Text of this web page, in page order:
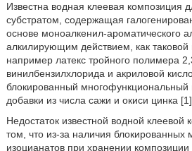
Известна водная клеевая композиция
субстратом, содержащая
основе моноалкенил-ароматического
алкилирующим действием, как таковой
например латекс тройного полимера
винилбензилхлорида и акриловой
блокированный многофункциональный
добавки из числа сажи и окиси цинка [1].
Недостаток известной водной клеевой
том, что из-за наличия блокированных
изоцианатов при хранении